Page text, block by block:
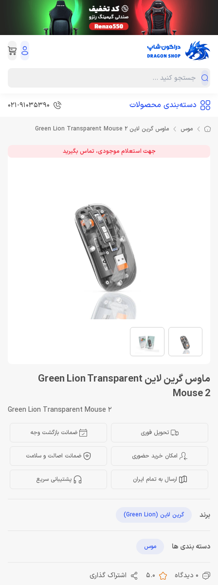
دسته‌بندی محصولات 021-91035390
موس ماوس گرین لاین Green Lion Transparent Mouse 2
جهت استعلام موجودی، تماس بگیرید
ماوس گرین لاین Green Lion Transparent
Mouse 2
Green Lion Transparent Mouse 2
تحویل فوری ضمانت بازگشت وجه
امکان خرید حضوری ضمانت اصالت و سلامت
ارسال به تمام ایران پشتیبانی سریع
برند گرین لاین (Green Lion)
دسته بندی ها موس
0 دیدگاه 5.0 اشتراک گذاری